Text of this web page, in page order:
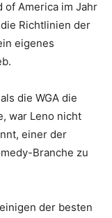
of America im Jahr
Richtlinien der
eigenes
die WGA die
war Leno nicht
einer der
Branche zu
der besten